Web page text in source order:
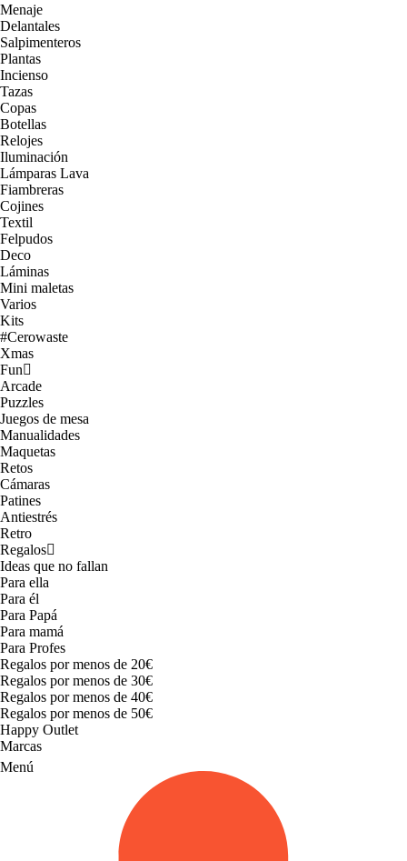
Menaje
Delantales
Salpimenteros
Plantas
Incienso
Tazas
Copas
Botellas
Relojes
Iluminación
Lámparas Lava
Fiambreras
Cojines
Textil
Felpudos
Deco
Láminas
Mini maletas
Varios
Kits
#Cerowaste
Xmas
Fun
Arcade
Puzzles
Juegos de mesa
Manualidades
Maquetas
Retos
Cámaras
Patines
Antiestrés
Retro
Regalos
Ideas que no fallan
Para ella
Para él
Para Papá
Para mamá
Para Profes
Regalos por menos de 20€
Regalos por menos de 30€
Regalos por menos de 40€
Regalos por menos de 50€
Happy Outlet
Marcas